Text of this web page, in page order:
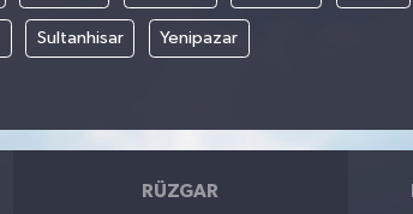
Sultanhisar Yenipazar
RÜZGAR